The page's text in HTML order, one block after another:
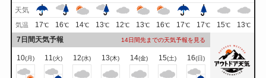
天気
気温 17℃ 16℃ 14℃ 13℃ 12℃ 13℃ 16℃ 17℃ 17℃ 15℃ 13℃
7日間天気予報 14日間先までの天気予報を見る
10(月) 11(火) 12(水) 13(木) 14(金) 15(土) 16(日)